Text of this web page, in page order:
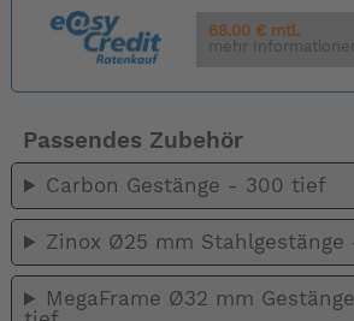
68.00 € mtl.
mehr
Passendes Zubehör
Carbon Gestänge - 300 tief
Zinox Ø25 mm
MegaFrame Ø32 mm